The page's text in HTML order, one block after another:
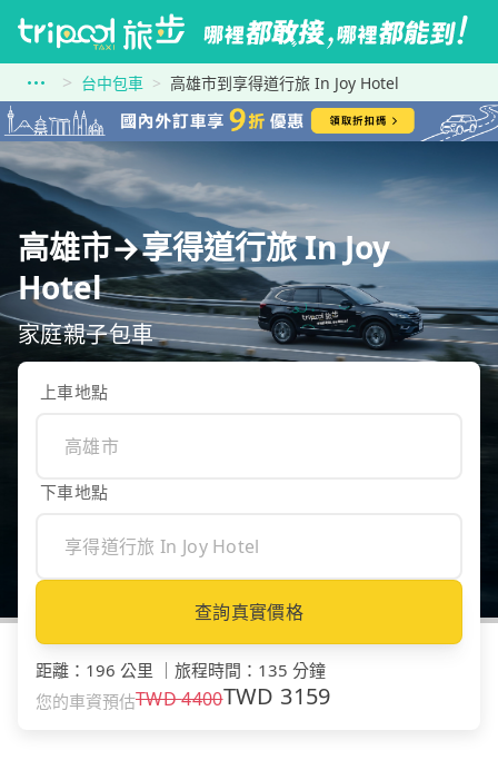
台中包車 高雄市到享得道行旅 In Joy Hotel
高雄市→享得道行旅 In Joy
Hotel
家庭親子包車
上車地點
下車地點
查詢真實價格
距離 ： 196 公里 旅程時間 ： 135 分鐘
您的車資預估TWD4400TWD 3159